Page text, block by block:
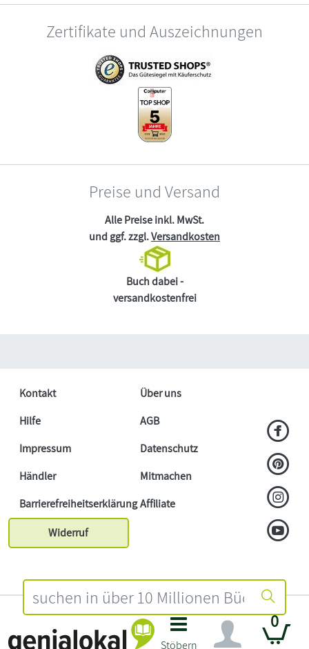
Stöbern
0
Zertifikate und Auszeichnungen
Preise und Versand
Alle Preise inkl. MwSt.
und ggf. zzgl.Versandkosten
Buch dabei -
versandkostenfrei
Kontakt
Über uns
Hilfe
AGB
Impressum
Datenschutz
Händler
Mitmachen
BarrierefreiheitserklärungAffiliate
Widerruf